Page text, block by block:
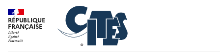
RÉPUBLIQUE
FRANÇAISE